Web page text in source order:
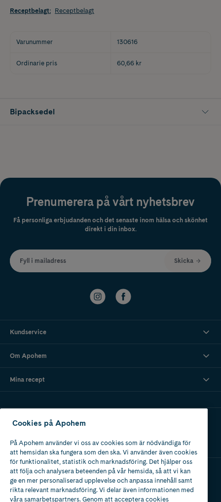
Receptbelagt: Receptbelagt
Varunummer 130616
Ordinarie pris 60,66 kr
Bipacksedel
Prenumerera på vårt nyhetsbrev
Få personliga erbjudanden och det senaste inom hälsa och skönhet
direkt i din inbox.
Fyll i mailadress Skicka
Kundservice
Om Apohem
Mina recept
Ladda ner vår app
Apotek med tillstånd
av Läkemedelsverket
Cookies på Apohem
På Apohem använder vi oss av cookies som är nödvändiga för
att hemsidan ska fungera som den ska. Vi använder även cookies
för funktionalitet, statistik och marknadsföring. Det hjälper oss
att följa och analysera beteenden på vår hemsida, så att vi kan
ge en mer personaliserad upplevelse och anpassa innehåll samt
rikta relevant marknadsföring. Vi delar även informationen med
våra samarbetspartners. Genom att acceptera cookies